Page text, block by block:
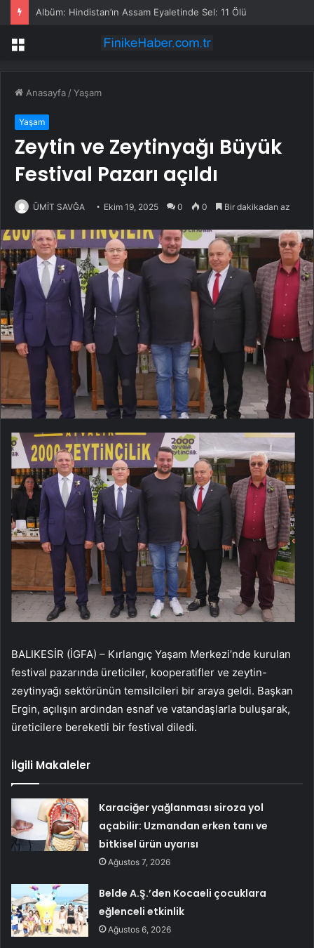
Albüm: Hindistan’ın Assam Eyaletinde Sel: 11 Ölü
Menü
Anasayfa /Yaşam
Yaşam
Zeytin ve Zeytinyağı Büyük
Festival Pazarı açıldı
ÜMİT SAVĞA Ekim 19, 2025 0 0 Bir dakikadan az
BALIKESİR (İGFA) – Kırlangıç Yaşam Merkezi’nde kurulan
festival pazarında üreticiler, kooperatifler ve zeytin-
zeytinyağı sektörünün temsilcileri bir araya geldi. Başkan
Ergin, açılışın ardından esnaf ve vatandaşlarla buluşarak,
üreticilere bereketli bir festival diledi.
İlgili Makaleler
Karaciğer yağlanması siroza yol
açabilir: Uzmandan erken tanı ve
bitkisel ürün uyarısı
Ağustos 7, 2026
Belde A.Ş.’den Kocaeli çocuklara
eğlenceli etkinlik
Ağustos 6, 2026